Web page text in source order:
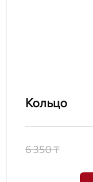
Кольцо
6 350 ₸